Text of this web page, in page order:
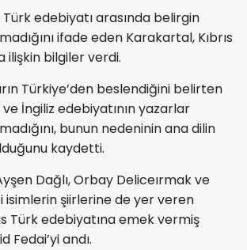
Türk edebiyatı arasında belirgin
ifade eden Karakartal, Kıbrıs
ilişkin bilgiler verdi.
Türkiye’den beslendiğini belirten
İngiliz edebiyatının yazarlar
bunun nedeninin ana dilin
kaydetti.
Dağlı, Orbay Deliceırmak ve
isimlerin şiirlerine de yer veren
Türk edebiyatına emek vermiş
Fedai’yi andı.